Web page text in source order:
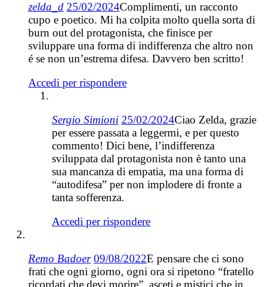
zelda_d 25/02/2024Complimenti, un racconto
cupo e poetico. Mi ha colpita molto quella sorta di
burn out del protagonista, che finisce per
sviluppare una forma di indifferenza che altro non
é se non un’estrema difesa. Davvero ben scritto!
Accedi per rispondere
Sergio Simioni 25/02/2024Ciao Zelda, grazie
per essere passata a leggermi, e per questo
commento! Dici bene, l’indifferenza
sviluppata dal protagonista non è tanto una
sua mancanza di empatia, ma una forma di
“autodifesa” per non implodere di fronte a
tanta sofferenza.
Accedi per rispondere
Remo Badoer 09/08/2022E pensare che ci sono
frati che ogni giorno, ogni ora si ripetono “fratello